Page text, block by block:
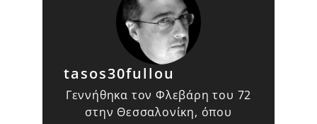
tasos30fullou
Γεννήθηκα τον Φλεβάρη του 72
στην Θεσσαλονίκη, όπου